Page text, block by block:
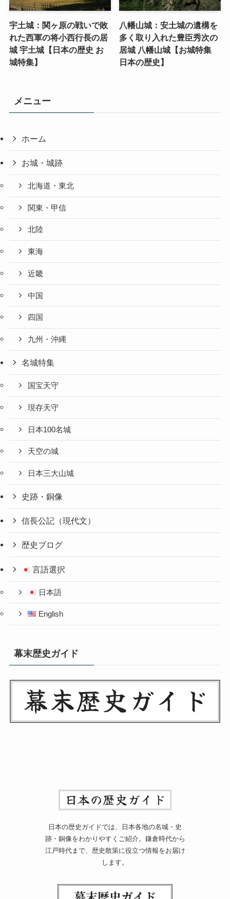
宇土城：関ヶ原の戦いで敗
れた西軍の将小西行長の居
城 宇土城【日本の歴史 お
城特集】
八幡山城：安土城の遺構を
多く取り入れた豊臣秀次の
居城 八幡山城【お城特集
日本の歴史】
メニュー
ホーム
お城・城跡
北海道・東北
関東・甲信
北陸
東海
近畿
中国
四国
九州・沖縄
名城特集
国宝天守
現存天守
日本100名城
天空の城
日本三大山城
史跡・銅像
信長公記（現代文）
歴史ブログ
言語選択
日本語
English
幕末歴史ガイド
日本の歴史ガイドでは、日本各地の名城・史
跡・銅像をわかりやすくご紹介。鎌倉時代から
江戸時代まで、歴史散策に役立つ情報をお届け
します。